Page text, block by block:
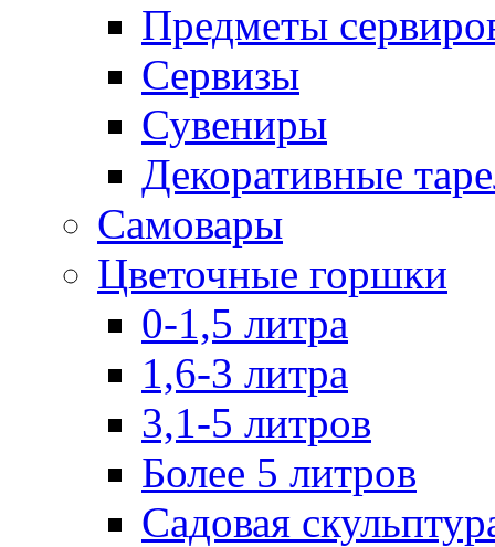
Предметы
Сервизы
Сувениры
Декоративные
Самовары
Цветочные горшки
0-1,5 литра
1,6-3 литра
3,1-5 литров
Более 5 литров
Садовая